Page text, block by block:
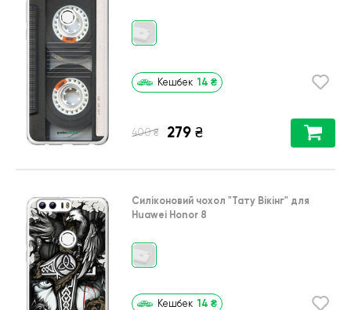
Кешбек 14 ₴
400 ₴ 279 ₴
Силіконовий чохол "Тату Вікінг" для
Huawei Honor 8
Кешбек 14 ₴